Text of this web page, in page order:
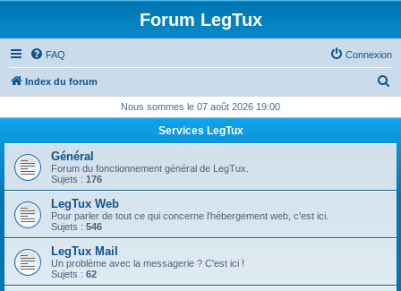
Forum LegTux
FAQ Connexion
Index du forum
h
r
Nous sommes le 07 août 2026 19:00
Services LegTux
Général
Forum du fonctionnement général de LegTux.
Sujets : 176
LegTux Web
Pour parler de tout ce qui concerne l'hébergement web, c'est ici.
Sujets : 546
LegTux Mail
Un problème avec la messagerie ? C'est ici !
Sujets : 62